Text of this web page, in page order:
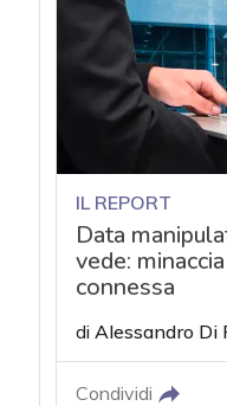
IL REPORT
Data
vede:
connessa
di Alessandro Di
Condividi